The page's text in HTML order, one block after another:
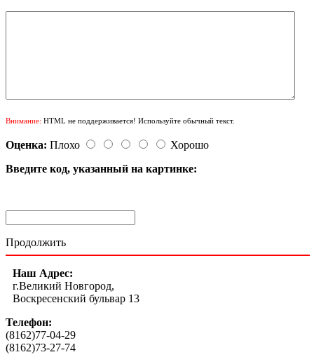
Внимание: HTML не поддерживается! Используйте обычный текст.
Оценка: Плохо
Хорошо
Введите код, указанный на картинке:
Продолжить
Наш Адрес:
г.Великий Новгород,
Воскресенский бульвар 13
Телефон:
(8162)77-04-29
(8162)73-27-74